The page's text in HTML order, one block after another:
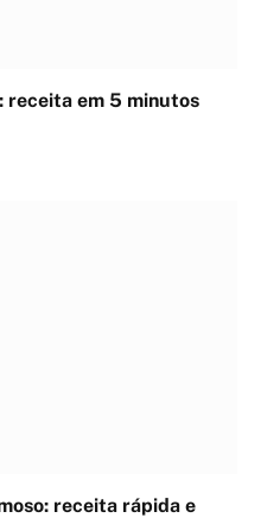
receita em 5 minutos
receita rápida e